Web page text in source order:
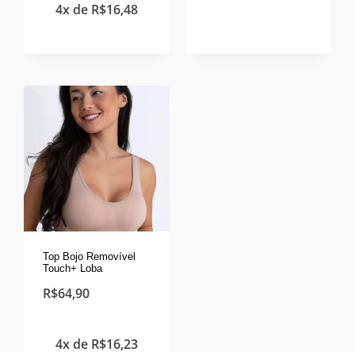
4x de R$16,48
Top Bojo Removível
Touch+ Loba
R$64,90
4x de R$16,23